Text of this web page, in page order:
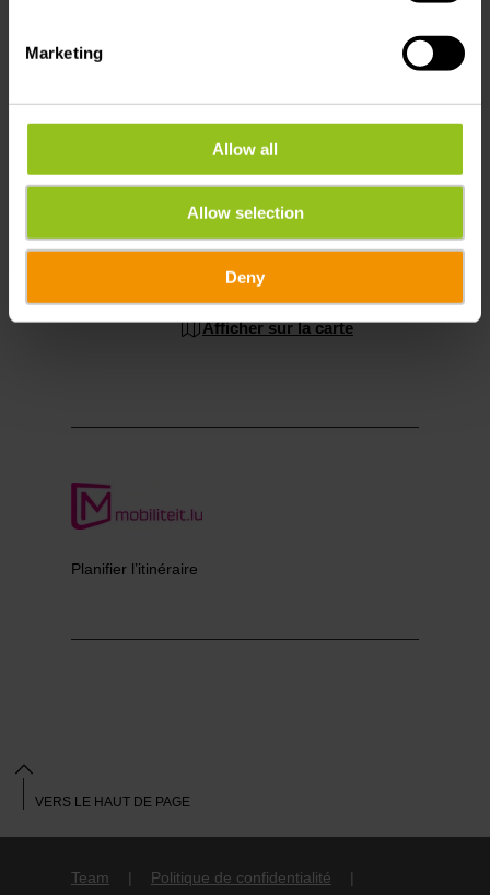
Marketing
Allow all
Allow selection
Deny
Lieu
Adresse:
Château de Wiltz
Afficher sur la carte
Planifier l’itinéraire
Team
Politique de confidentialité
VERS LE HAUT DE PAGE